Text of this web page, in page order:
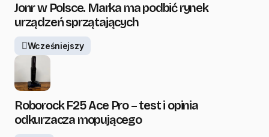
Jonr w Polsce. Marka ma podbić rynek
urządzeń sprzątających
Wcześniejszy
Roborock F25 Ace Pro – test i opinia
odkurzacza mopującego